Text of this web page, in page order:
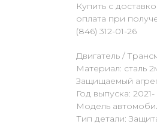
Купить с
оплата при
(846) 312-01-26
Двигатель /
Материал: сталь
Защищаемый
Год выпуска:
Модель
Тип детали: